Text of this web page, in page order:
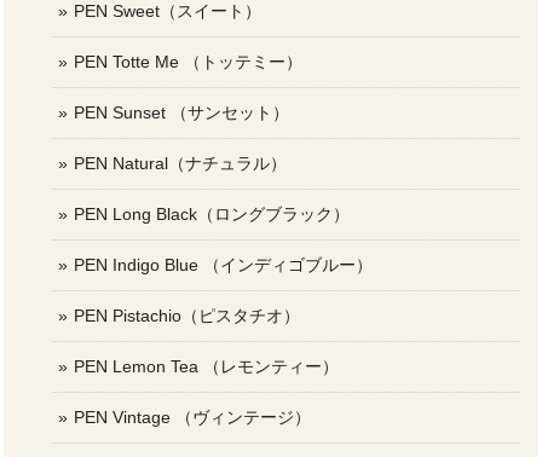
PEN Sweet（スイート）
PEN Totte Me （トッテミー）
PEN Sunset （サンセット）
PEN Natural（ナチュラル）
PEN Long Black（ロングブラック）
PEN Indigo Blue （インディゴブルー）
PEN Pistachio（ピスタチオ）
PEN Lemon Tea （レモンティー）
PEN Vintage （ヴィンテージ）